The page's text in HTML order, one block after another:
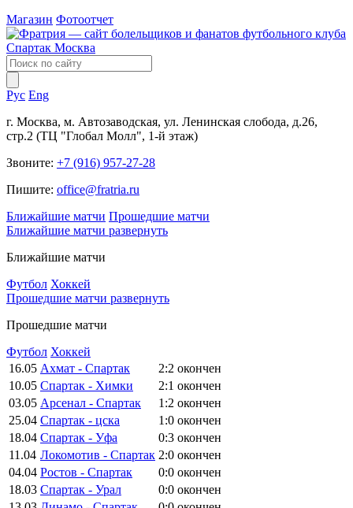
Магазин Фотоотчет
Рус Eng
г. Москва, м. Автозаводская, ул. Ленинская слобода, д.26,
стр.2 (ТЦ "Глобал Молл", 1-й этаж)
Звоните: +7 (916) 957-27-28
Пишите: office@fratria.ru
Ближайшие матчи Прошедшие матчи
Ближайшие матчи развернуть
Ближайшие матчи
Футбол Хоккей
Прошедшие матчи развернуть
Прошедшие матчи
Футбол Хоккей
16.05 Ахмат - Спартак 2:2 окончен
10.05 Спартак - Химки 2:1 окончен
03.05 Арсенал - Спартак 1:2 окончен
25.04 Спартак - цска 1:0 окончен
18.04 Спартак - Уфа 0:3 окончен
11.04 Локомотив - Спартак 2:0 окончен
04.04 Ростов - Спартак 0:0 окончен
18.03 Спартак - Урал 0:0 окончен